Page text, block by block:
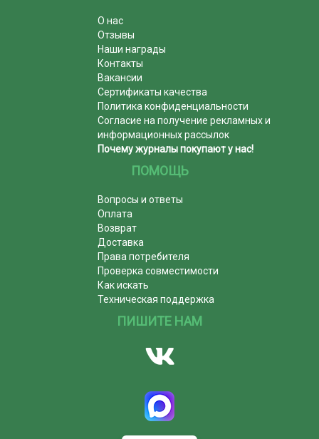
О нас
Отзывы
Наши награды
Контакты
Вакансии
Сертификаты качества
Политика конфиденциальности
Согласие на получение рекламных и
информационных рассылок
Почему журналы покупают у нас!
ПОМОЩЬ
Вопросы и ответы
Оплата
Возврат
Доставка
Права потребителя
Проверка совместимости
Как искать
Техническая поддержка
ПИШИТЕ НАМ